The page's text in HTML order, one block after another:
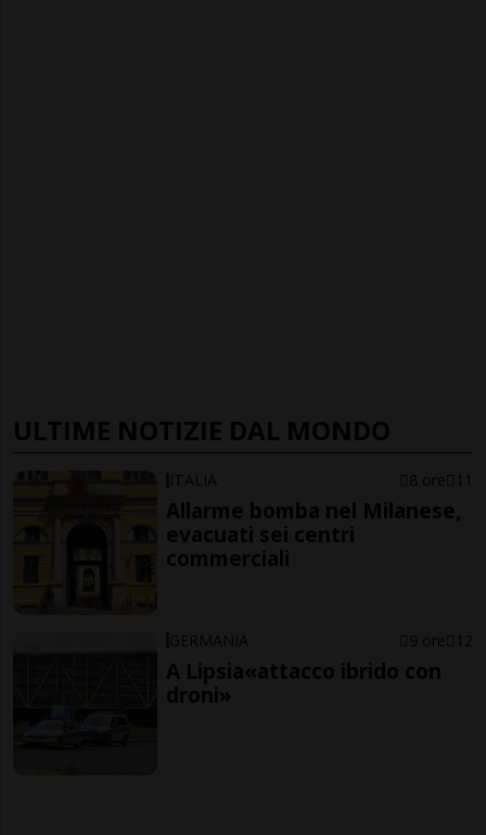
ULTIME NOTIZIE DAL MONDO
ITALIA 8 ore 11
Allarme bomba nel Milanese,
evacuati sei centri
commerciali
GERMANIA 9 ore 12
A Lipsia«attacco ibrido con
droni»